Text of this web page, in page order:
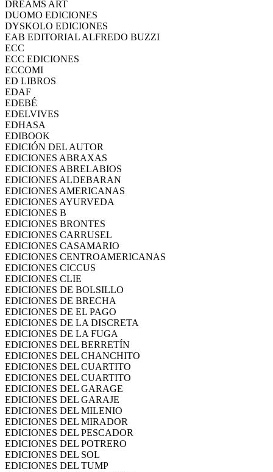
DREAMS ART
DUOMO EDICIONES
DYSKOLO EDICIONES
EAB EDITORIAL ALFREDO BUZZI
ECC
ECC EDICIONES
ECCOMI
ED LIBROS
EDAF
EDEBÉ
EDELVIVES
EDHASA
EDIBOOK
EDICIÓN DEL AUTOR
EDICIONES ABRAXAS
EDICIONES ABRELABIOS
EDICIONES ALDEBARAN
EDICIONES AMERICANAS
EDICIONES AYURVEDA
EDICIONES B
EDICIONES BRONTES
EDICIONES CARRUSEL
EDICIONES CASAMARIO
EDICIONES CENTROAMERICANAS
EDICIONES CICCUS
EDICIONES CLIE
EDICIONES DE BOLSILLO
EDICIONES DE BRECHA
EDICIONES DE EL PAGO
EDICIONES DE LA DISCRETA
EDICIONES DE LA FUGA
EDICIONES DEL BERRETÍN
EDICIONES DEL CHANCHITO
EDICIONES DEL CUARTITO
EDICIONES DEL CUARTITO
EDICIONES DEL GARAGE
EDICIONES DEL GARAJE
EDICIONES DEL MILENIO
EDICIONES DEL MIRADOR
EDICIONES DEL PESCADOR
EDICIONES DEL POTRERO
EDICIONES DEL SOL
EDICIONES DEL TUMP